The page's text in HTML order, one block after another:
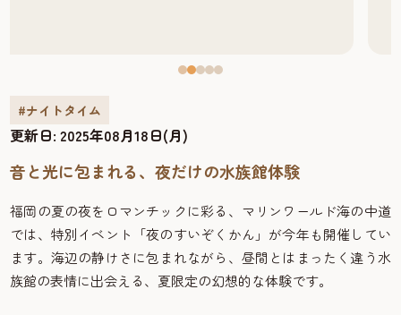
#ナイトタイム
更新日:2025年08月18日(月)
音と光に包まれる、夜だけの水族館体験
福岡の夏の夜をロマンチックに彩る、マリンワールド海の中道
では、特別イベント「夜のすいぞくかん」が今年も開催してい
ます。海辺の静けさに包まれながら、昼間とはまったく違う水
族館の表情に出会える、夏限定の幻想的な体験です。